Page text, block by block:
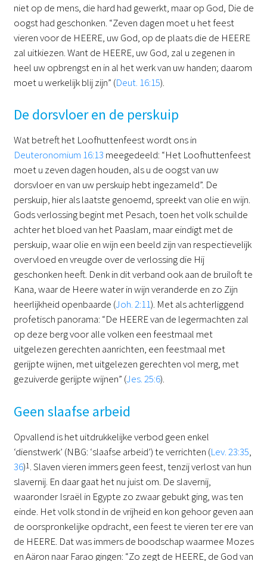
niet op de mens, die hard had gewerkt, maar op God, Die de
oogst had geschonken. “Zeven dagen moet u het feest
vieren voor de HEERE, uw God, op de plaats die de HEERE
zal uitkiezen. Want de HEERE, uw God, zal u zegenen in
heel uw opbrengst en in al het werk van uw handen; daarom
moet u werkelijk blij zijn” (Deut. 16:15).
De dorsvloer en de perskuip
Wat betreft het Loofhuttenfeest wordt ons in
Deuteronomium 16:13 meegedeeld: “Het Loofhuttenfeest
moet u zeven dagen houden, als u de oogst van uw
dorsvloer en van uw perskuip hebt ingezameld”. De
perskuip, hier als laatste genoemd, spreekt van olie en wijn.
Gods verlossing begint met Pesach, toen het volk schuilde
achter het bloed van het Paaslam, maar eindigt met de
perskuip, waar olie en wijn een beeld zijn van respectievelijk
overvloed en vreugde over de verlossing die Hij
geschonken heeft. Denk in dit verband ook aan de bruiloft te
Kana, waar de Heere water in wijn veranderde en zo Zijn
heerlijkheid openbaarde (Joh. 2:11). Met als achterliggend
profetisch panorama: “De HEERE van de legermachten zal
op deze berg voor alle volken een feestmaal met
uitgelezen gerechten aanrichten, een feestmaal met
gerijpte wijnen, met uitgelezen gerechten vol merg, met
gezuiverde gerijpte wijnen” (Jes. 25:6).
Geen slaafse arbeid
Opvallend is het uitdrukkelijke verbod geen enkel
‘dienstwerk’ (NBG: ‘slaafse arbeid’) te verrichten (Lev. 23:35,
36)1 . Slaven vieren immers geen feest, tenzij verlost van hun
slavernij. En daar gaat het nu juist om. De slavernij,
waaronder Israël in Egypte zo zwaar gebukt ging, was ten
einde. Het volk stond in de vrijheid en kon gehoor geven aan
de oorspronkelijke opdracht, een feest te vieren ter ere van
de HEERE. Dat was immers de boodschap waarmee Mozes
en Aäron naar Farao gingen: “Zo zegt de HEERE, de God van